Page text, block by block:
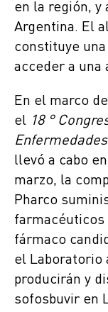
en la región, y
Argentina. El
constituye
acceder a una
En el marco
el 18 °
llevó a cabo
marzo, la
Pharco
farmacéuticos
fármaco
el Laboratorio
producirán y
sofosbuvir en